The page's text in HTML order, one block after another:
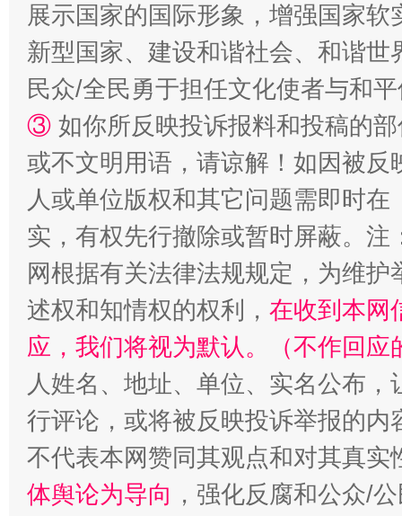
招工难、用工荒背后
展示国家的国际形象，增强国家
新型国家、建设和谐社会、和谐
民众/全民勇于担任文化使者与和
③ 如你所反映投诉报料和投稿的
或不文明用语，请谅解！如因被
人或单位版权和其它问题需即时在
实，有权先行撤除或暂时屏蔽。
网根据有关法律法规规定，为维
述权和知情权的权利， 在收到本网
应，我们将视为默认。（不作回应
人姓名、地址、单位、实名公布
行评论，或将被反映投诉举报的
不代表本网赞同其观点和对其真实
体舆论为导向 ，强化反腐和公众/